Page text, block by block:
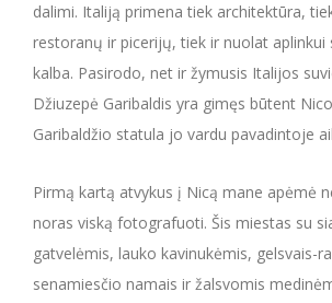
dalimi. Italiją primena tiek architektūra,
restoranų ir picerijų, tiek ir nuolat aplinkui
kalba. Pasirodo, net ir žymusis Italijos
Džiuzepė Garibaldis yra gimęs būtent
Garibaldžio statula jo vardu pavadintoje
Pirmą kartą atvykus į Nicą mane apėmė
noras viską fotografuoti. Šis miestas su
gatvelėmis, lauko kavinukėmis, gelsvais-
senamiesčio namais ir žalsvomis